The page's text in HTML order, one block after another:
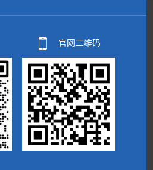
官网二维码